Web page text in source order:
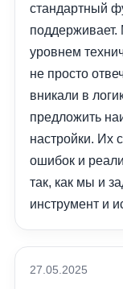
стандартный
уровнем
не просто
вникали в
предложить
настройки. Их
ошибок и
так, как мы и
инструмент и
27.05.2025